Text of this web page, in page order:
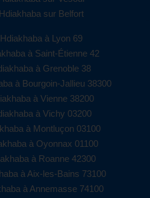
sur Belfort
à Lyon 69
à Saint-Étienne 42
à Grenoble 38
à Bourgoin-Jallieu 38300
à Vienne 38200
à Vichy 03200
à Montluçon 03100
à Oyonnax 01100
à Roanne 42300
à Aix-les-Bains 73100
à Annemasse 74100